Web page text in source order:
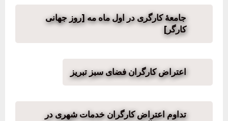
جامعهٔ کارگری در اول ماه مه [روز جهانی
کارگر]
اعتراض کارگران فضای سبز تبریز
تداوم اعتراض کارگران خدمات شهری در